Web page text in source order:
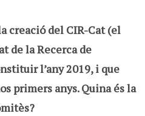
creació del CIR-Cat (el
de la Recerca de
l’any 2019, i que
primers anys. Quina és la